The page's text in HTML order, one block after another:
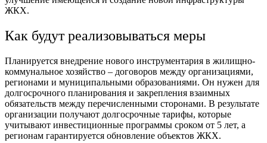
ЖКХ.
Как будут реализовываться меры
Планируется внедрение нового инструментария в жилищно-
коммунальное хозяйство – договоров между организациями,
регионами и муниципальными образованиями. Он нужен для
долгосрочного планирования и закрепления взаимных
обязательств между перечисленными сторонами. В результате
организации получают долгосрочные тарифы, которые
учитывают инвестиционные программы сроком от 5 лет, а
регионам гарантируется обновление объектов ЖКХ.